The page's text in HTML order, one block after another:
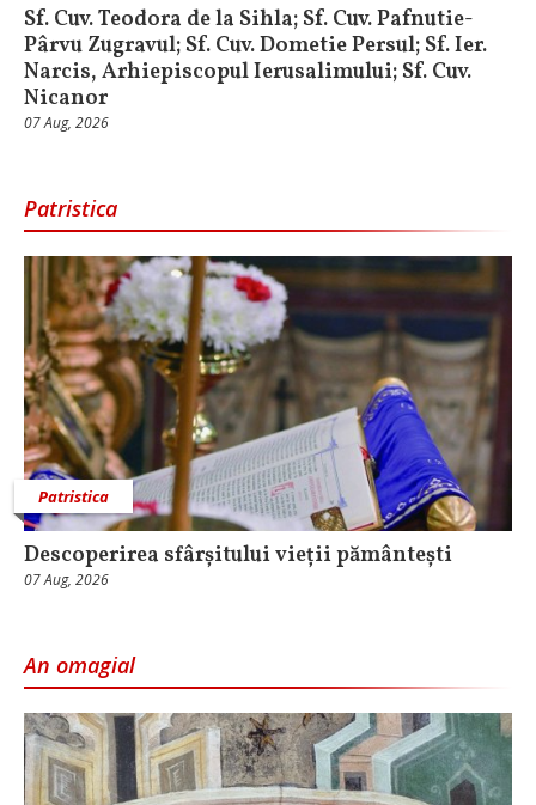
Sf. Cuv. Teodora de la Sihla; Sf. Cuv. Pafnutie-
Pârvu Zugravul; Sf. Cuv. Dometie Persul; Sf. Ier.
Narcis, Arhiepiscopul Ierusalimului; Sf. Cuv.
Nicanor
07 Aug, 2026
Patristica
Patristica
Descoperirea sfârșitului vieții pământești
07 Aug, 2026
An omagial